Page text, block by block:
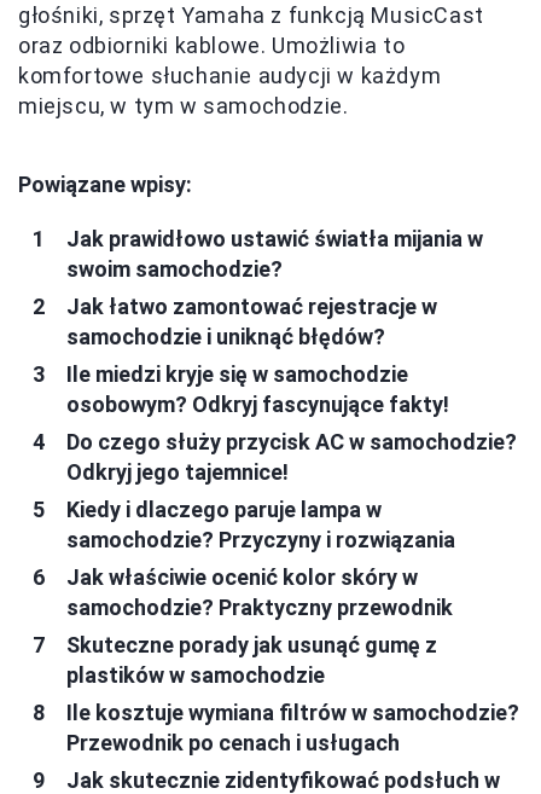
głośniki, sprzęt Yamaha z funkcją MusicCast
oraz odbiorniki kablowe. Umożliwia to
komfortowe słuchanie audycji w każdym
miejscu, w tym w samochodzie.
Powiązane wpisy:
Jak prawidłowo ustawić światła mijania w
swoim samochodzie?
Jak łatwo zamontować rejestracje w
samochodzie i uniknąć błędów?
Ile miedzi kryje się w samochodzie
osobowym? Odkryj fascynujące fakty!
Do czego służy przycisk AC w samochodzie?
Odkryj jego tajemnice!
Kiedy i dlaczego paruje lampa w
samochodzie? Przyczyny i rozwiązania
Jak właściwie ocenić kolor skóry w
samochodzie? Praktyczny przewodnik
Skuteczne porady jak usunąć gumę z
plastików w samochodzie
Ile kosztuje wymiana filtrów w samochodzie?
Przewodnik po cenach i usługach
Jak skutecznie zidentyfikować podsłuch w